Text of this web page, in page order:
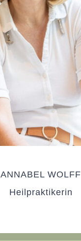
ANNABEL WOLFF
Heilpraktikerin